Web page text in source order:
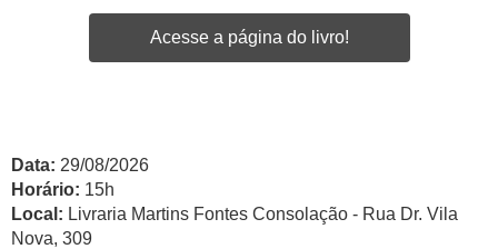
Acesse a página do livro!
Data: 29/08/2026
Horário: 15h
Local: Livraria Martins Fontes Consolação - Rua Dr. Vila
Nova, 309